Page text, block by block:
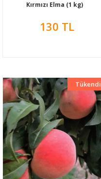
Kırmızı Elma (1 kg)
130 TL
Yeni
Tükendi